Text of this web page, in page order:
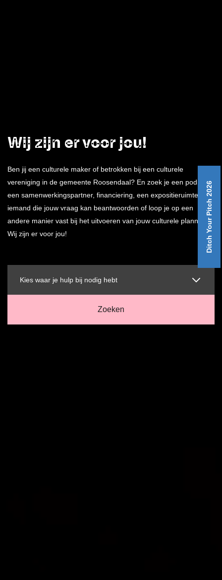
Ditch Your Pitch 2026
Wij zijn er voor jou!
Ben jij een culturele maker of betrokken bij een culturele
vereniging in de gemeente Roosendaal? En zoek je een podium,
een samenwerkingspartner, financiering, een expositieruimte,
iemand die jouw vraag kan beantwoorden of loop je op een
andere manier vast bij het uitvoeren van jouw culturele plannen?
Wij zijn er voor jou!
Kies waar je hulp bij nodig hebt
Zoeken